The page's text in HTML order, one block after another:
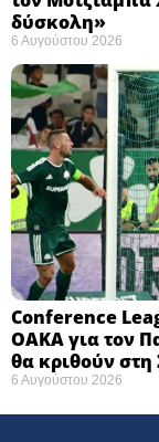
δύσκολη» ​
6 Αυγούστου 2026
Conference
ΟΑΚΑ για τον
θα κριθούν στη
6 Αυγούστου 2026